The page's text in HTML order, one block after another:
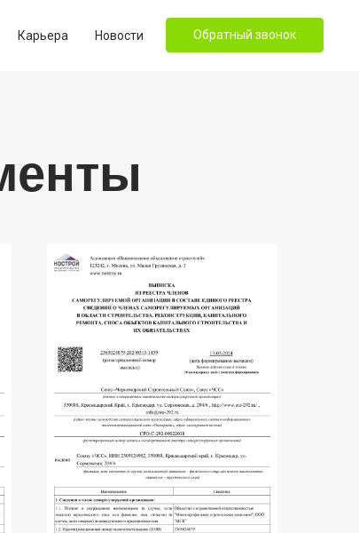
Карьера Новости Обратный звонок